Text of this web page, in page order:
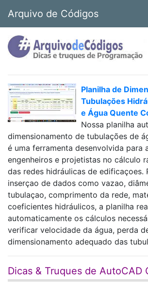
Arquivo de Códigos
Planilha de
Tubulações
e Água Quente
Nossa planilha
dimensionamento de tubulações de
é uma ferramenta desenvolvida para
engenheiros e projetistas no cálculo
das redes hidráulicas de edificaçoes.
inserçao de dados como vazao,
tubulaçao, comprimento da rede,
coeficientes hidráulicos, a planilha
automaticamente os cálculos
verificar velocidade da água, perda
dimensionamento adequado das
Dicas & Truques de AutoCAD